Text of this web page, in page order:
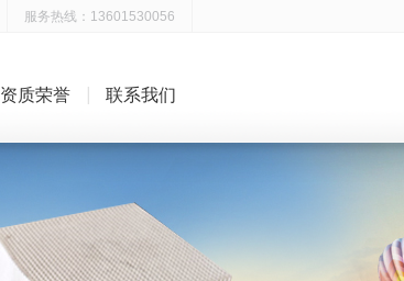
服务热线：13601530056
资质荣誉 联系我们